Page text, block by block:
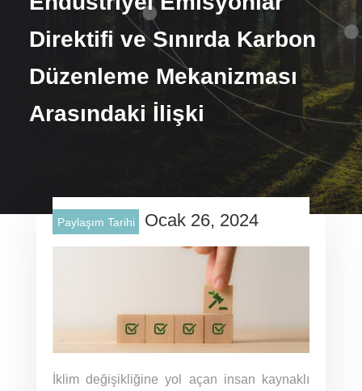
Direktifi ve Sınırda Karbon
Düzenleme Mekanizması
Arasındaki İlişki
Paylaşım Tarihi Ocak 26, 2024
İklim değişikliğine yol açan insan kaynaklı